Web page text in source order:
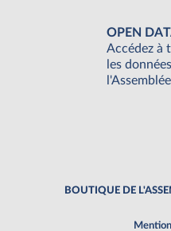
OPEN
Accédez à
les
BOUTIQUE DE